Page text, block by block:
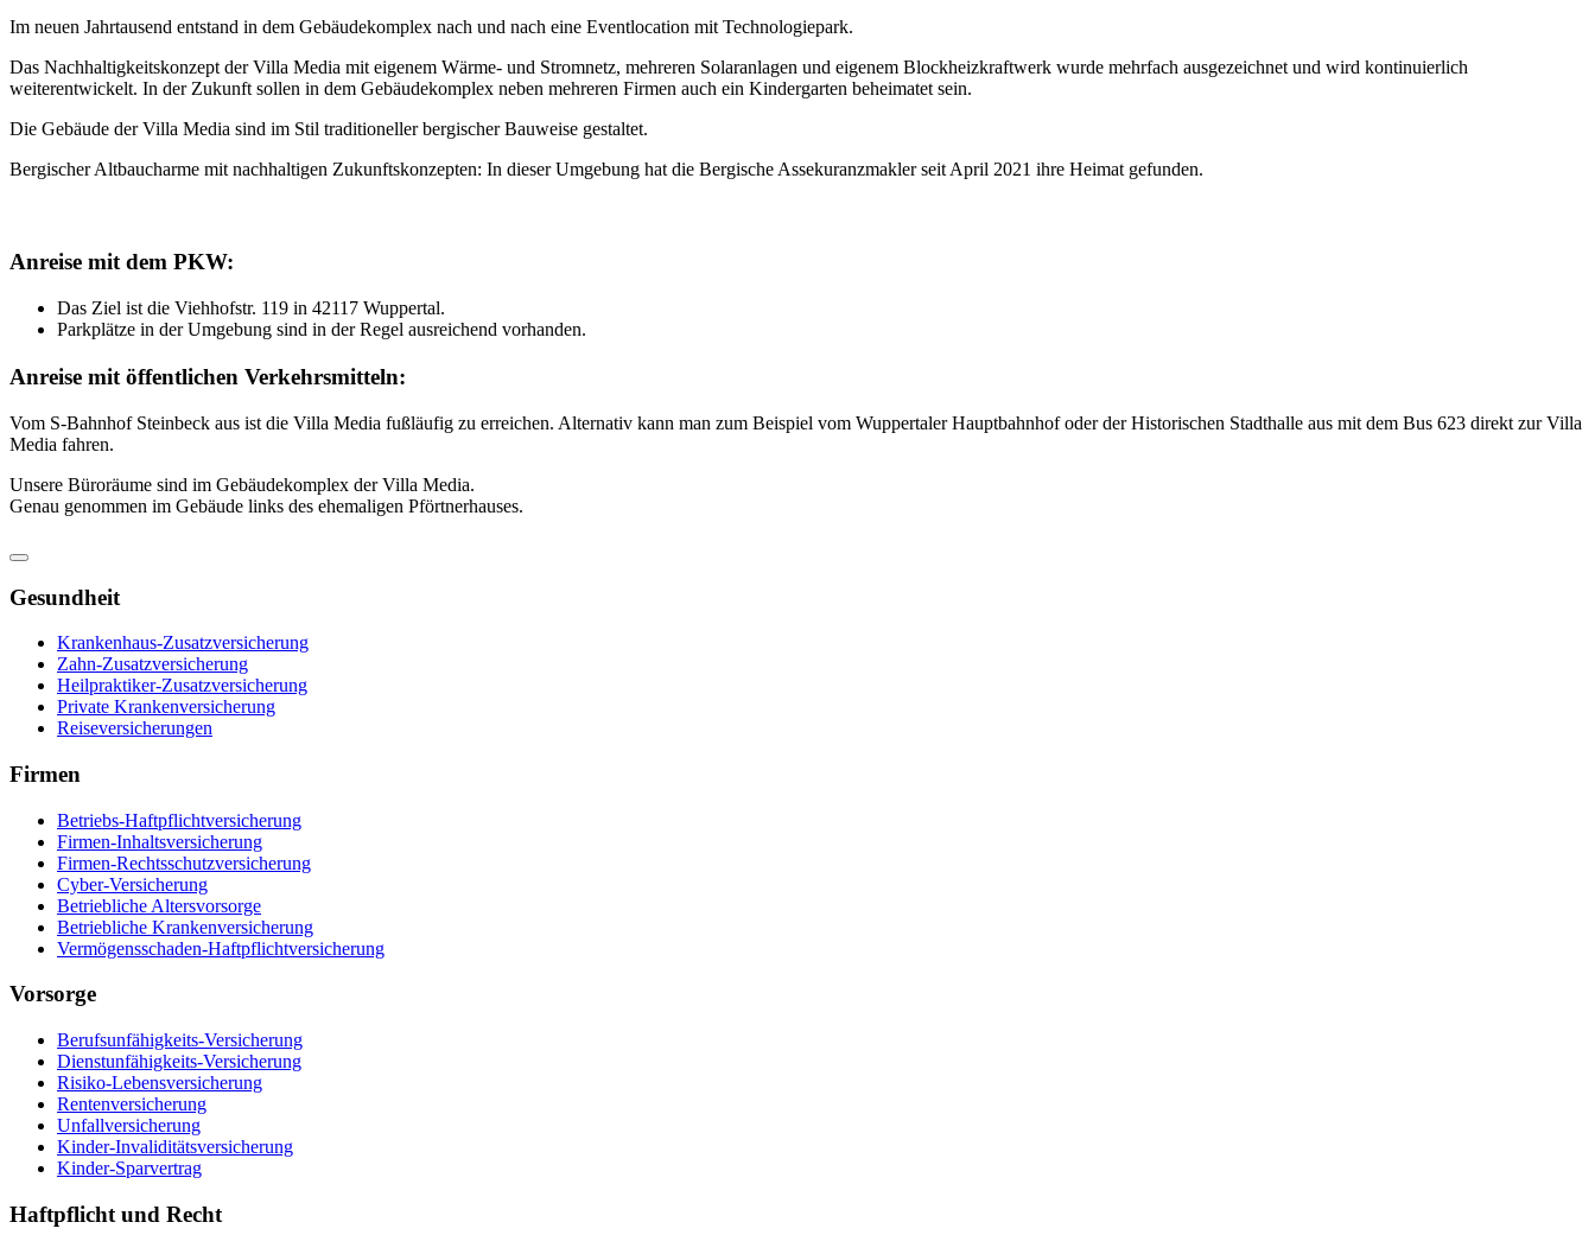
Im neuen Jahrtausend entstand in dem Gebäudekomplex nach und nach eine Eventlocation mit Technologiepark.
Das Nachhaltigkeitskonzept der Villa Media mit eigenem Wärme- und Stromnetz, mehreren Solaranlagen und eigenem Blockheizkraftwerk wurde mehrfach ausgezeichnet und wird kontinuierlich
weiterentwickelt. In der Zukunft sollen in dem Gebäudekomplex neben mehreren Firmen auch ein Kindergarten beheimatet sein.
Die Gebäude der Villa Media sind im Stil traditioneller bergischer Bauweise gestaltet.
Bergischer Altbaucharme mit nachhaltigen Zukunftskonzepten: In dieser Umgebung hat die Bergische Assekuranzmakler seit April 2021 ihre Heimat gefunden.
Anreise mit dem PKW:
Das Ziel ist die Viehhofstr. 119 in 42117 Wuppertal.
Parkplätze in der Umgebung sind in der Regel ausreichend vorhanden.
Anreise mit öffentlichen Verkehrsmitteln:
Vom S-Bahnhof Steinbeck aus ist die Villa Media fußläufig zu erreichen. Alternativ kann man zum Beispiel vom Wuppertaler Hauptbahnhof oder der Historischen Stadthalle aus mit dem Bus 623 direkt zur Villa
Media fahren.
Unsere Büroräume sind im Gebäudekomplex der Villa Media.
Genau genommen im Gebäude links des ehemaligen Pförtnerhauses.
Gesundheit
Krankenhaus-Zusatzversicherung
Zahn-Zusatzversicherung
Heilpraktiker-Zusatzversicherung
Private Krankenversicherung
Reiseversicherungen
Firmen
Betriebs-Haftpflichtversicherung
Firmen-Inhaltsversicherung
Firmen-Rechtsschutzversicherung
Cyber-Versicherung
Betriebliche Altersvorsorge
Betriebliche Krankenversicherung
Vermögensschaden-Haftpflichtversicherung
Vorsorge
Berufsunfähigkeits-Versicherung
Dienstunfähigkeits-Versicherung
Risiko-Lebensversicherung
Rentenversicherung
Unfallversicherung
Kinder-Invaliditätsversicherung
Kinder-Sparvertrag
Haftpflicht und Recht